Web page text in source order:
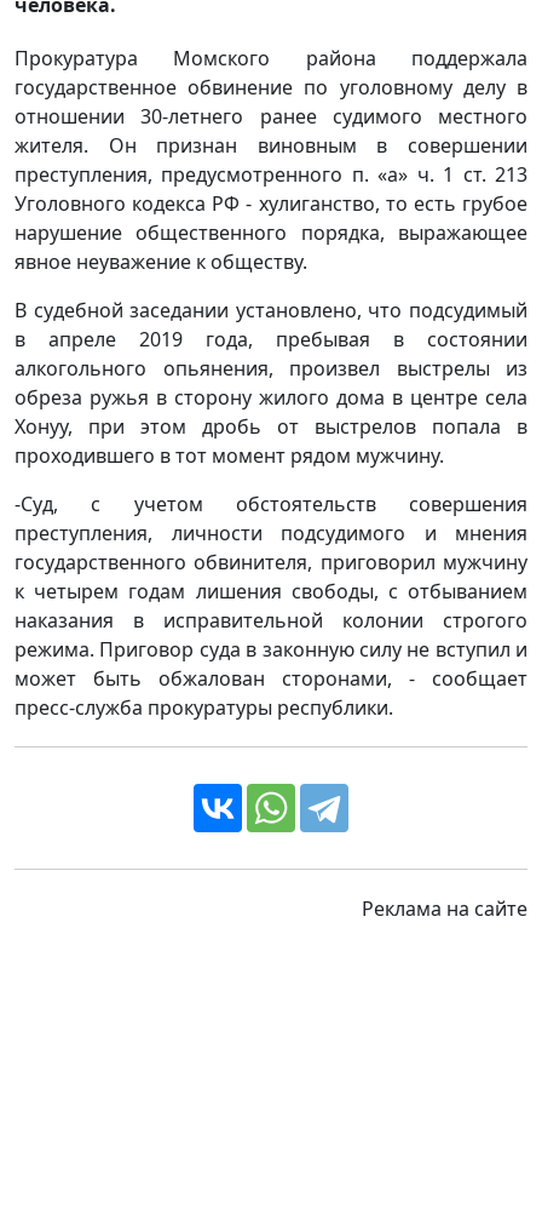
Прокуратура Момского района поддержала
государственное обвинение по уголовному делу в
отношении 30-летнего ранее судимого местного
жителя. Он признан виновным в совершении
преступления, предусмотренного п. «а» ч. 1 ст. 213
Уголовного кодекса РФ - хулиганство, то есть грубое
нарушение общественного порядка, выражающее
явное неуважение к обществу.
В судебной заседании установлено, что подсудимый
в апреле 2019 года, пребывая в состоянии
алкогольного опьянения, произвел выстрелы из
обреза ружья в сторону жилого дома в центре села
Хонуу, при этом дробь от выстрелов попала в
проходившего в тот момент рядом мужчину.
-Суд, с учетом обстоятельств совершения
преступления, личности подсудимого и мнения
государственного обвинителя, приговорил мужчину
к четырем годам лишения свободы, с отбыванием
наказания в исправительной колонии строгого
режима. Приговор суда в законную силу не вступил и
может быть обжалован сторонами, - сообщает
пресс-служба прокуратуры республики.
Реклама на сайте